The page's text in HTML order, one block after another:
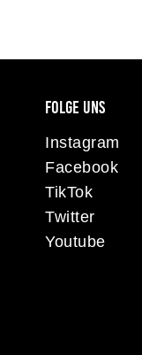
folge uns
Instagram
Facebook
TikTok
Twitter
Youtube